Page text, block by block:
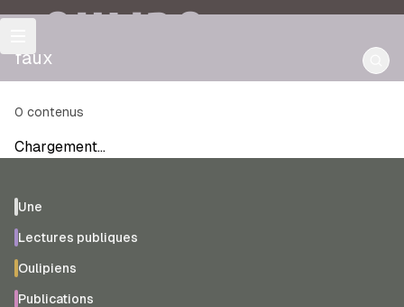
OULIPO
faux
0 contenus
Chargement…
Une
Lectures publiques
Oulipiens
Publications